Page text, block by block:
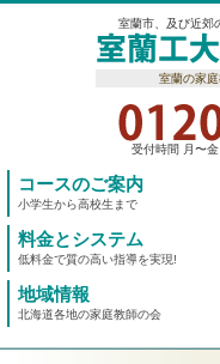
室蘭市、及び近郊
室蘭の家
受付時間 月〜
コースのご案内
小学生から高校生まで
料金とシステム
低料金で質の高い指導を実現!
地域情報
北海道各地の家庭教師の会